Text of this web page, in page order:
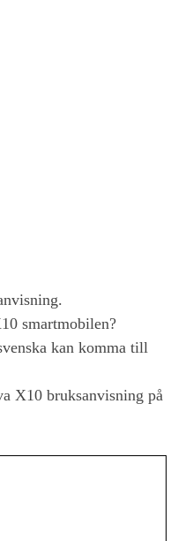
smartmobilen?
kan komma till
X10 bruksanvisning på